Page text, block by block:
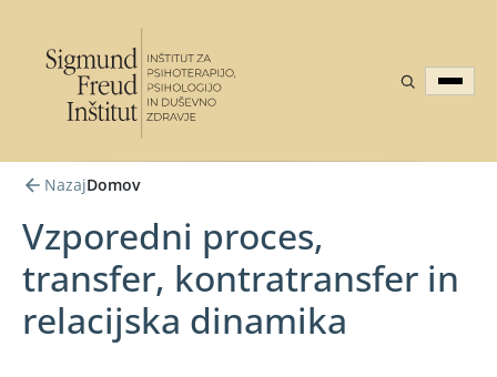
NazajDomov
Vzporedni proces,
transfer, kontratransfer in
relacijska dinamika